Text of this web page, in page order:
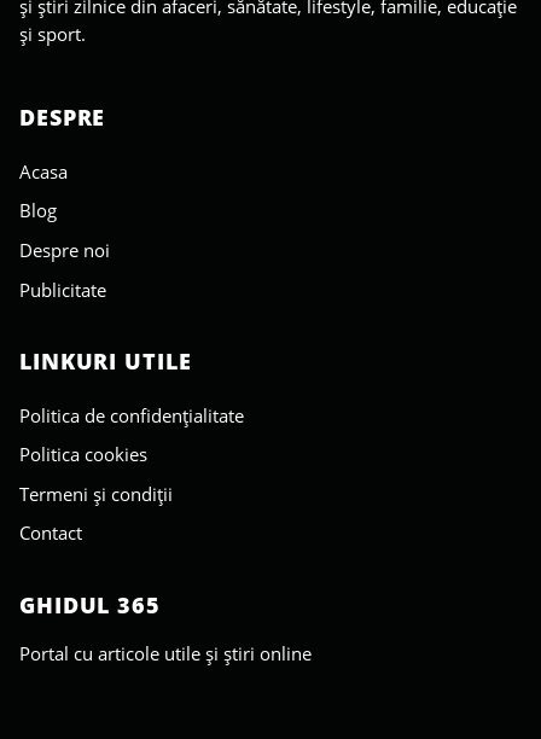
și știri zilnice din afaceri, sănătate, lifestyle, familie, educație
și sport.
DESPRE
Acasa
Blog
Despre noi
Publicitate
LINKURI UTILE
Politica de confidențialitate
Politica cookies
Termeni și condiții
Contact
GHIDUL 365
Portal cu articole utile și știri online